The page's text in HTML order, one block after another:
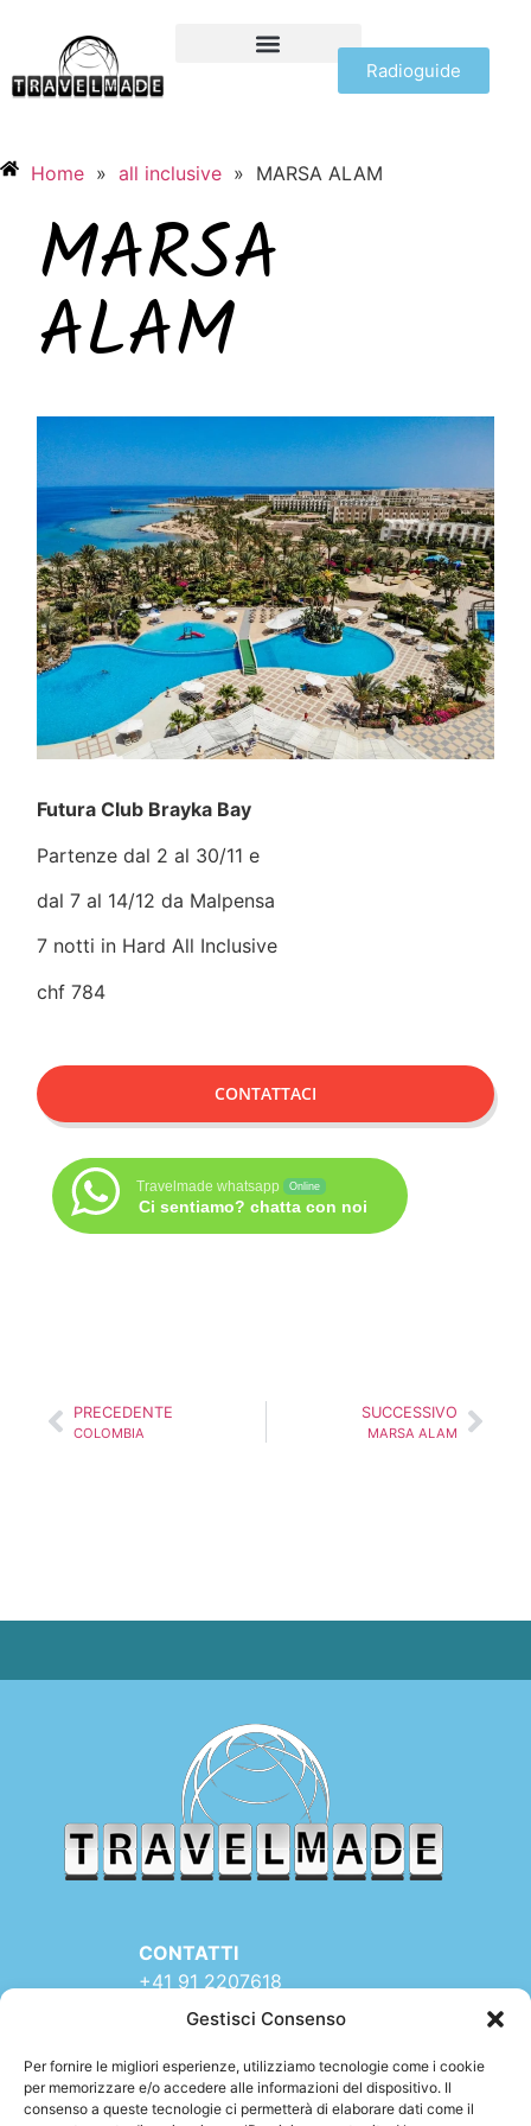
Gestisci Consenso
Per fornire le migliori esperienze, utilizziamo tecnologie come i cookie
per memorizzare e/o accedere alle informazioni del dispositivo. Il
consenso a queste tecnologie ci permetterà di elaborare dati come il
Radioguide
Home » all inclusive » MARSA ALAM
MARSA
ALAM
Futura Club Brayka Bay
Partenze dal 2 al 30/11 e
dal 7 al 14/12 da Malpensa
7 notti in Hard All Inclusive
chf 784
CONTATTACI
Travelmade whatsapp Online
Ci sentiamo? chatta con noi
PRECEDENTE
COLOMBIA
SUCCESSIVO
MARSA ALAM
TRAVELMADE – SEDE:
Via Rinaldo Simen 16
CONTATTI
+41 91 2207618
+41 77 9662971